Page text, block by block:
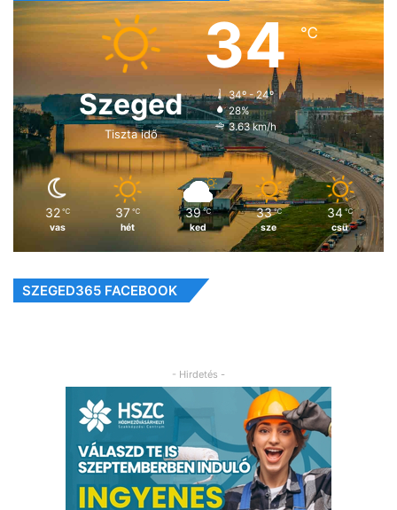
Szeged
Tiszta idő
34℃
34º - 24º
28%
3.63 km/h
32 ℃
vas
37 ℃
hét
39 ℃
ked
33 ℃
sze
34 ℃
csü
SZEGED365 FACEBOOK
- Hirdetés -